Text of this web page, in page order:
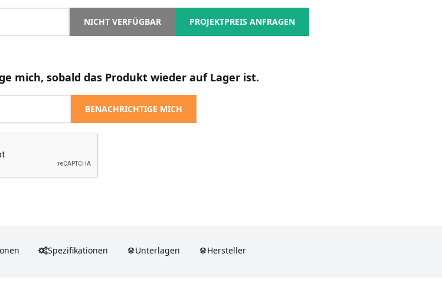
NICHT VERFÜGBAR PROJEKTPREIS ANFRAGEN
mich, sobald das Produkt wieder auf Lager ist.
BENACHRICHTIGE MICH
Spezifikationen Unterlagen Hersteller